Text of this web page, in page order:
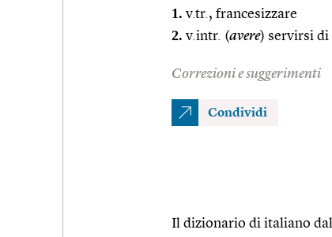
1. v.tr., francesizzare
2. v.intr. (avere) servirsi
Correzioni e suggerimenti
Condividi
Il dizionario di italiano